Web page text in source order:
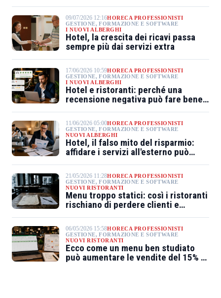
09/07/2026 12:16HORECA PROFESSIONISTI
GESTIONE, FORMAZIONE E SOFTWARE
I NUOVI ALBERGHI
Hotel, la crescita dei ricavi passa
sempre più dai servizi extra
17/06/2026 10:59HORECA PROFESSIONISTI
GESTIONE, FORMAZIONE E SOFTWARE
I NUOVI ALBERGHI
Hotel e ristoranti: perché una
recensione negativa può fare bene
11/06/2026 05:00HORECA PROFESSIONISTI
GESTIONE, FORMAZIONE E SOFTWARE
NUOVI ALBERGHI
Hotel, il falso mito del risparmio:
affidare i servizi all'esterno può
21/05/2026 11:28HORECA PROFESSIONISTI
GESTIONE, FORMAZIONE E SOFTWARE
NUOVI RISTORANTI
Menu troppo statici: così i ristoranti
rischiano di perdere clienti e
06/05/2026 15:58HORECA PROFESSIONISTI
GESTIONE, FORMAZIONE E SOFTWARE
NUOVI RISTORANTI
Ecco come un menu ben studiato
può aumentare le vendite del 15% al